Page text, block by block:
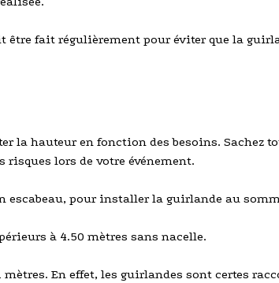
fait régulièrement pour éviter que la
la hauteur en fonction des besoins.
risques lors de votre événement.
pour installer la guirlande au
à 4.50 mètres sans nacelle.
En effet, les guirlandes sont certes